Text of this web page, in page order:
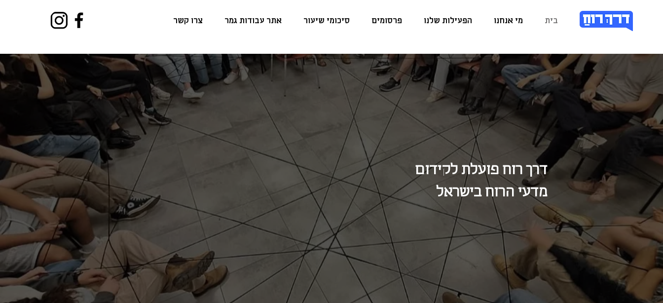
צרו קשר אתר עבודות גמר סיכומי שיעור פרסומים הפעילות שלנו מי אנחנו בית
דרך רוח פועלת לקידום
מדעי הרוח בישראל